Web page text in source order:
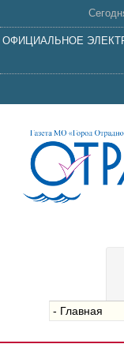
ОФИЦИАЛЬНОЕ